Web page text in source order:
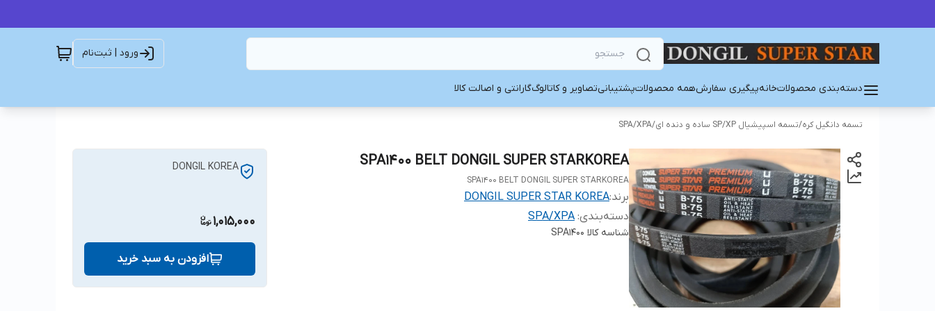
ورود | ثبت‌نام
دسته‌بندی محصولاتخانهپیگیری سفارشهمه محصولاتپشتیبانیتصاویر و کاتالوگگارانتی و اصالت کالا
تسمه دانگیل کره/تسمه اسپیشیال SP/XP ساده و دنده ای /
SPA/XPA
SPA1400 BELT DONGIL SUPER STARKOREA
SPA1400 BELT DONGIL SUPER STARKOREA
برند:DONGIL SUPER STAR KOREA
دسته‌بندی:
SPA/XPA
شناسه کالا SPA1400
DONGIL KOREA
1,015,000
افزودن به سبد خرید